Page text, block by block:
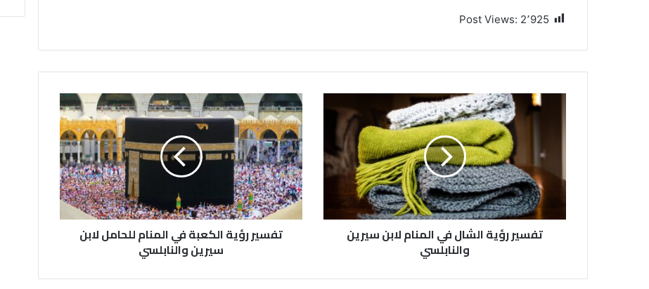
Post Views: 2٬925
تفسير رؤية الشال في المنام لابن سيرين
والنابلسي
تفسير رؤية الكعبة في المنام للحامل لابن
سيرين والنابلسي